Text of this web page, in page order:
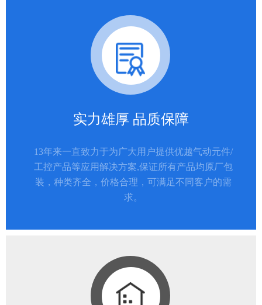
实力雄厚 品质保障
13年来一直致力于为广大用户提供优越气动元件/
工控产品等应用解决方案,保证所有产品均原厂包
装，种类齐全，价格合理，可满足不同客户的需
求。